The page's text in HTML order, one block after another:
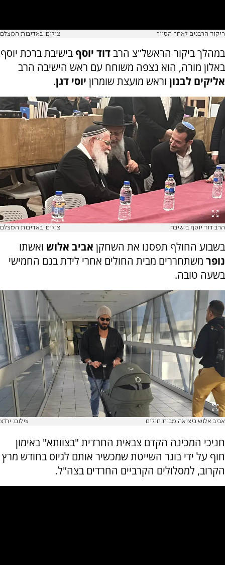
ריקוד הרבנים לאחר הסיור צילום: באדיבות המצלם
במהלך ביקור הראשל"צ הרבדוד יוסףבישיבת ברכת יוסף
באלון מורה, הוא נצפה משוחח עם ראש הישיבה הרב
אליקים לבנון וראש מועצת שומרון יוסי דגן.
הרב דוד יוסף בישיבה צילום: באדיבות המצלם
בשבוע החולף תפסנו את השחקן אביב אלוש ואשתו
נופר משתחררים מבית החולים אחרי לידת בנם החמישי
בשעה טובה.
אביב אלוש ביציאה מבית חולים צילום: יח"צ
חניכי המכינה הקדם צבאית החרדית "בצוותא" באימון
חוף על ידי בוגר השייטת שמכשיר אותם לגיוס בחודש מרץ
הקרוב, למסלולים הקרביים החרדים בצה"ל.